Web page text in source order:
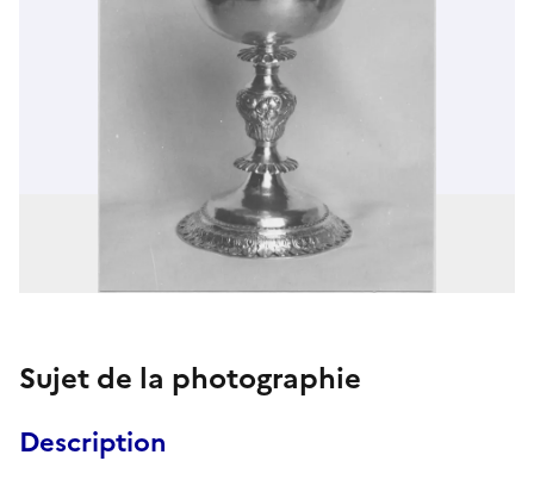
Sujet de la photographie
Description